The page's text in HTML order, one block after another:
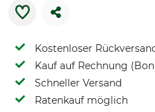
Kostenloser
Kauf auf Rechnung
Schneller Versand
Ratenkauf möglich